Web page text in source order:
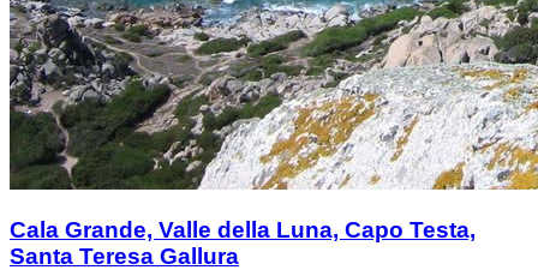
Cala Grande, Valle della Luna, Capo Testa,
Santa Teresa Gallura